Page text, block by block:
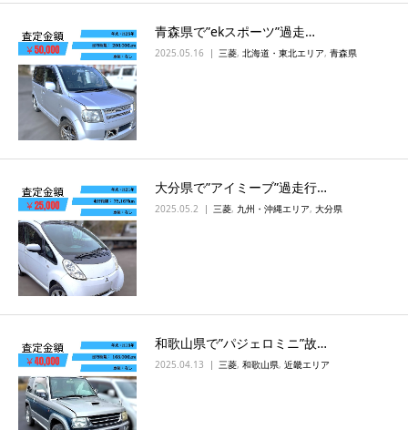
青森県で”ekスポーツ”過走…
2025.05.16 三菱, 北海道・東北エリア, 青森県
大分県で”アイミーブ”過走行…
2025.05.2 三菱, 九州・沖縄エリア, 大分県
和歌山県で”パジェロミニ”故…
2025.04.13 三菱, 和歌山県, 近畿エリア